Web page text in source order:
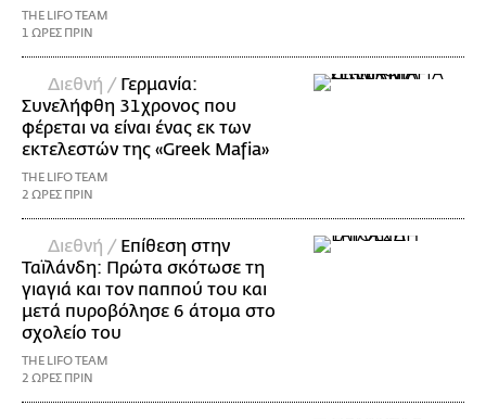
THE LIFO TEAM
1 ΩΡΕΣ ΠΡΙΝ
Διεθνή / Γερμανία:
Συνελήφθη 31χρονος που
φέρεται να είναι ένας εκ των
εκτελεστών της «Greek Mafia»
THE LIFO TEAM
2 ΩΡΕΣ ΠΡΙΝ
Διεθνή / Επίθεση στην
Ταϊλάνδη: Πρώτα σκότωσε τη
γιαγιά και τον παππού του και
μετά πυροβόλησε 6 άτομα στο
σχολείο του
THE LIFO TEAM
2 ΩΡΕΣ ΠΡΙΝ